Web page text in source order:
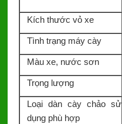
Kích thước vỏ xe
Tình trạng máy cày
Màu xe, nước sơn
Trọng lượng
Loại dàn cày chảo sử
dụng phù hợp